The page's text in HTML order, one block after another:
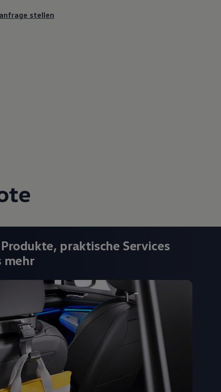
stellen
praktische Services
mehr